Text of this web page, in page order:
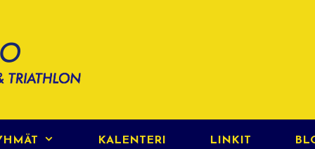
KALENTERI LINKIT